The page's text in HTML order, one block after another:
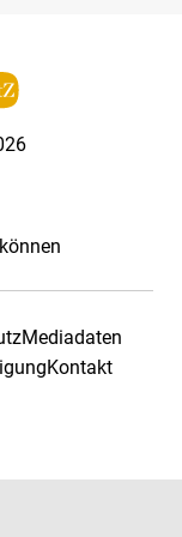
Mediadaten
Kontakt